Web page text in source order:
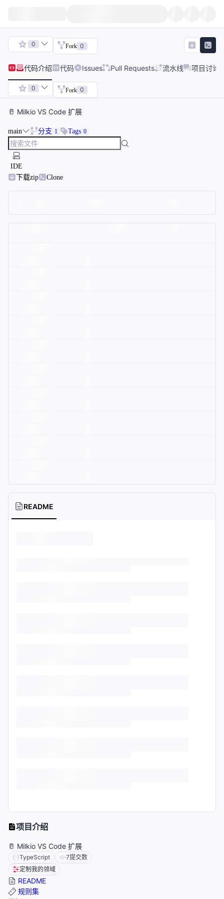
0 Fork 0
代码介绍 代码 Issues Pull Requests 流水线 项目讨论
0 Fork 0
🥛 Milkio VS Code 扩展
main 分支 1 Tags 0
IDE
下载zip
Clone
README
项目介绍
🥛 Milkio VS Code 扩展
TypeScript 7提交数
定制我的领域
README
规则集